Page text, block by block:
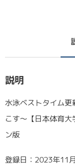
説明
水泳ベストタイム
こす～【日本体育
ン版
登録日：2023年11